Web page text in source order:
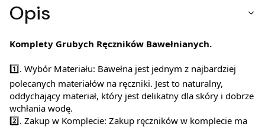
Opis
Komplety Grubych Ręczników Bawełnianych.
1️⃣. Wybór Materiału: Bawełna jest jednym z najbardziej
polecanych materiałów na ręczniki. Jest to naturalny,
oddychający materiał, który jest delikatny dla skóry i dobrze
wchłania wodę.
2️⃣. Zakup w Komplecie: Zakup ręczników w komplecie ma